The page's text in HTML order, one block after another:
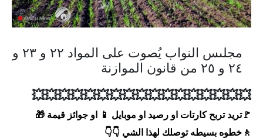
الاخبار الامنية
الاخبار الاقتصادية
الاخبار الرياضية
المدارس
اخبار وقرارات وزارة التربية
مجلىس النواب يُصوت على المواد ٢٢ و ٢٣ و
٢٤ و ٢٥ من قانون الموازنة
💥💥💥💥💥💥💥💥💥💥💥💥💥💥💥💥💥
🚩تريد تربح كارتات او رصيد او موبايل 📱 او جوائز قيمة 🎁
🚶خطوه بسيطه توصلك لهذا الشي 👇👇